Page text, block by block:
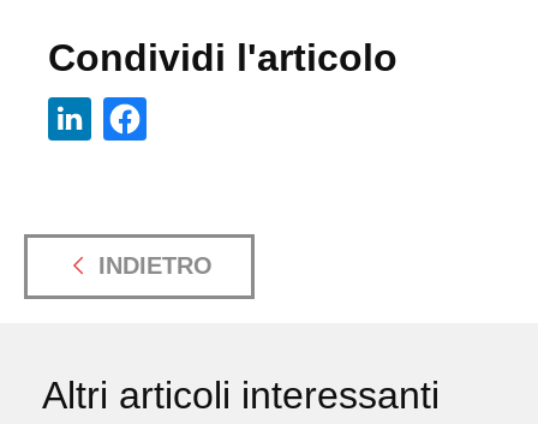
Condividi l'articolo
INDIETRO
Altri articoli interessanti